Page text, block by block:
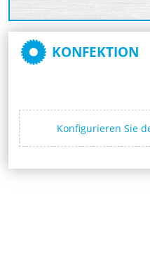
KONFEKTION
Konfigurieren Sie